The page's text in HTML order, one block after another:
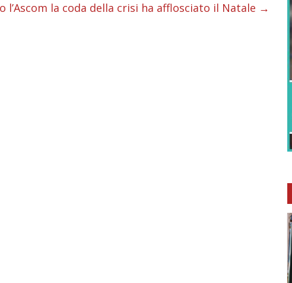
l’Ascom la coda della crisi ha afflosciato il Natale →